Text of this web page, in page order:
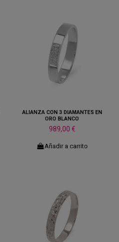
ALIANZA CON 3 DIAMANTES EN
ORO BLANCO
989,00 €
Añadir a carrito